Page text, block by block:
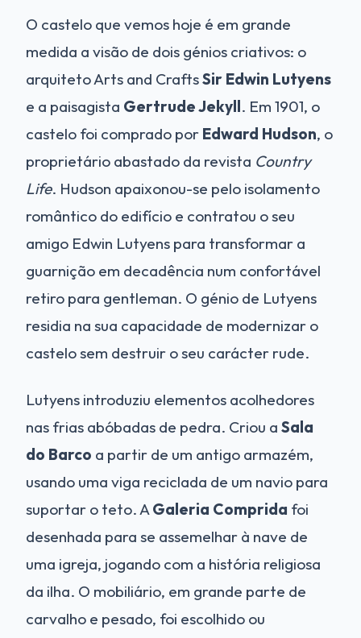
O castelo que vemos hoje é em grande
medida a visão de dois génios criativos: o
arquiteto Arts and CraftsSir Edwin Lutyens
e a paisagista Gertrude Jekyll. Em 1901, o
castelo foi comprado por Edward Hudson, o
proprietário abastado da revista Country
Life. Hudson apaixonou-se pelo isolamento
romântico do edifício e contratou o seu
amigo Edwin Lutyens para transformar a
guarnição em decadência num confortável
retiro para gentleman. O génio de Lutyens
residia na sua capacidade de modernizar o
castelo sem destruir o seu carácter rude.
Lutyens introduziu elementos acolhedores
nas frias abóbadas de pedra. Criou a Sala
do Barco a partir de um antigo armazém,
usando uma viga reciclada de um navio para
suportar o teto. AGaleria Comprida foi
desenhada para se assemelhar à nave de
uma igreja, jogando com a história religiosa
da ilha. O mobiliário, em grande parte de
carvalho e pesado, foi escolhido ou